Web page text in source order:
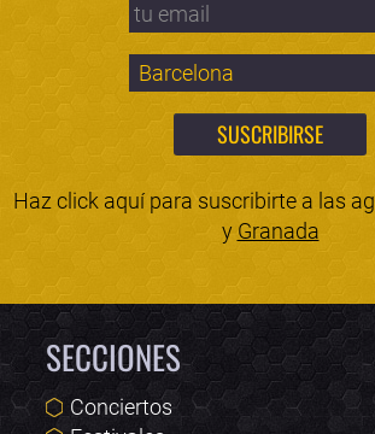
Haz click aquí para suscribirte a las
y Granada
SECCIONES
Conciertos